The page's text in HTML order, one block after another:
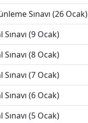
Sınavı (26 Ocak)
(9 Ocak)
(8 Ocak)
(7 Ocak)
(6 Ocak)
(5 Ocak)